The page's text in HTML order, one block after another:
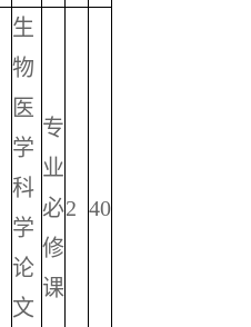
生
物
医
学
科
学
论
文
专
业
必
修
课
2 40